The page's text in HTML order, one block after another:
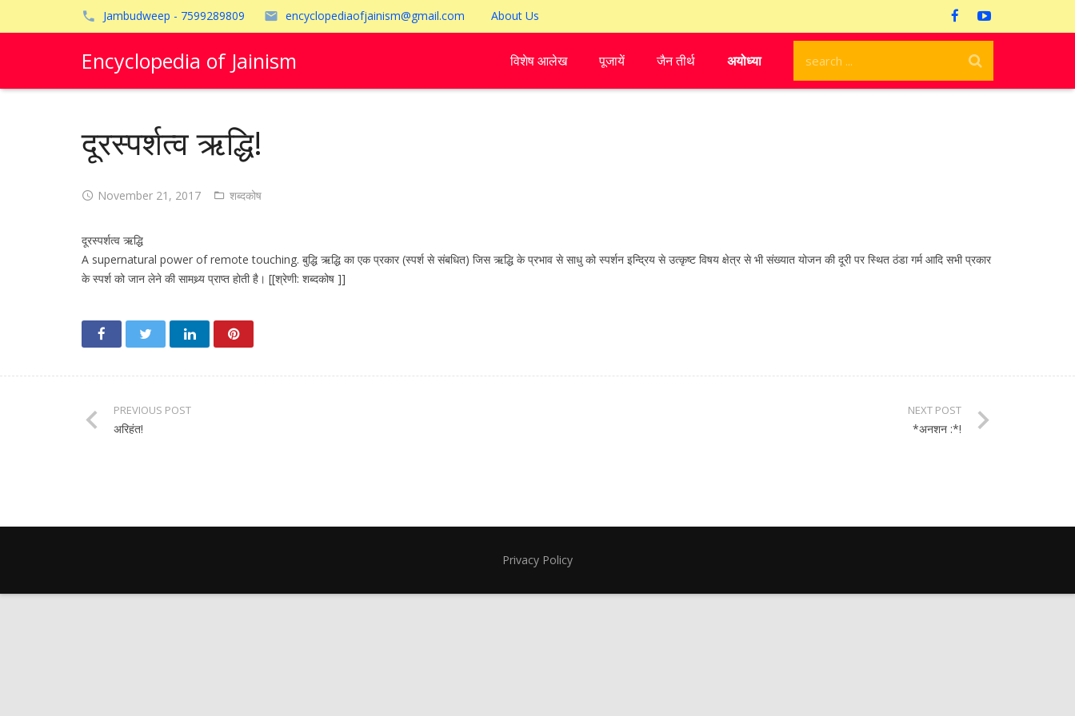
Jambudweep - 7599289809 encyclopediaofjainism@gmail.com About Us
Encyclopedia of Jainism विशेष आलेख पूजायें जैन तीर्थ अयोध्या
दूरस्पर्शत्व ऋद्धि!
November 21, 2017 शब्दकोष
दूरस्पर्शत्व ऋद्धि
A supernatural power of remote touching. बुद्धि ऋद्धि का एक प्रकार (स्पर्श से संबधित) जिस ऋद्धि के प्रभाव से साधु को स्पर्शन इन्द्रिय से उत्कृष्ट विषय क्षेत्र से भी संख्यात योजन की दूरी पर स्थित ठंडा गर्म आदि सभी प्रकार
के स्पर्श को जान लेने की सामथ्र्य प्राप्त होती है। [[श्रेणी: शब्दकोष ]]
PREVIOUS POST
अरिहंत!
NEXT POST
*अनशन :*!
Privacy Policy